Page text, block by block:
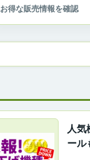
人気
ール